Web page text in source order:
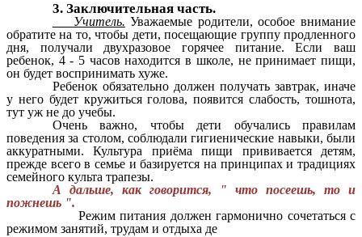
3. Заключительная часть.
Учитель. Уважаемые родители, особое внимание
обратите на то, чтобы дети, посещающие группу продленного
дня, получали двухразовое горячее питание. Если ваш
ребенок, 4 - 5 часов находится в школе, не принимает пищи,
он будет воспринимать хуже.
Ребенок обязательно должен получать завтрак, иначе
у него будет кружиться голова, появится слабость, тошнота,
тут уж не до учебы.
Очень важно, чтобы дети обучались правилам
поведения за столом, соблюдали гигиенические навыки, были
аккуратными. Культура приёма пищи прививается детям,
прежде всего в семье и базируется на принципах и традициях
семейного культа трапезы.
А дальше, как говорится, " что посеешь, то и
пожнешь ".
Режим питания должен гармонично сочетаться с
режимом занятий, трудам и отдыха де